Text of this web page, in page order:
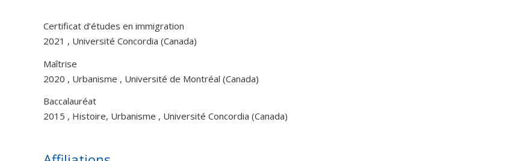
Certificat d’études en immigration
2021 , Université Concordia (Canada)
Maîtrise
2020 , Urbanisme , Université de Montréal (Canada)
Baccalauréat
2015 , Histoire, Urbanisme , Université Concordia (Canada)